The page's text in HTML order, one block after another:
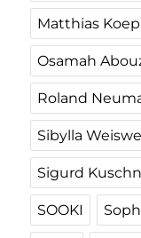
Matthias
Osamah
Roland
Sibylla
Sigurd
SOOKI